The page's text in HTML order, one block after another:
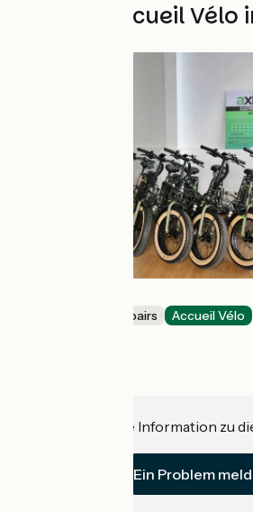
Weitere Accueil Vélo
Bicycle rentals/ repairs Accueil Vélo
Haben Sie eine Information zu
Ein Problem